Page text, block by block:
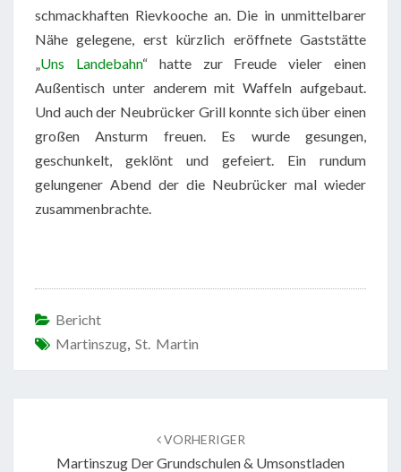
schmackhaften Rievkooche an. Die in unmittelbarer
Nähe gelegene, erst kürzlich eröffnete Gaststätte
„Uns Landebahn“ hatte zur Freude vieler einen
Außentisch unter anderem mit Waffeln aufgebaut.
Und auch der Neubrücker Grill konnte sich über einen
großen Ansturm freuen. Es wurde gesungen,
geschunkelt, geklönt und gefeiert. Ein rundum
gelungener Abend der die Neubrücker mal wieder
zusammenbrachte.
Bericht
Martinszug, St. Martin
VORHERIGER
Martinszug Der Grundschulen & Umsonstladen